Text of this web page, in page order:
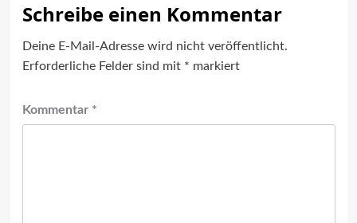
Schreibe einen Kommentar
Deine E-Mail-Adresse wird nicht veröffentlicht.
Erforderliche Felder sind mit * markiert
Kommentar *